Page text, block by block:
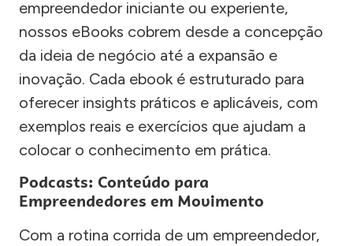
empreendedor iniciante ou experiente,
nossos eBooks cobrem desde a concepção
da ideia de negócio até a expansão e
inovação. Cada ebook é estruturado para
oferecer insights práticos e aplicáveis, com
exemplos reais e exercícios que ajudam a
colocar o conhecimento em prática.
Podcasts: Conteúdo para
Empreendedores em Movimento
Com a rotina corrida de um empreendedor,